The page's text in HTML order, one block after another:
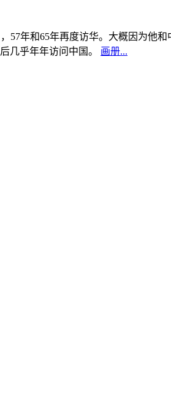
，57年和65年再度访华。大概因为
几乎年年访问中国。 画册...